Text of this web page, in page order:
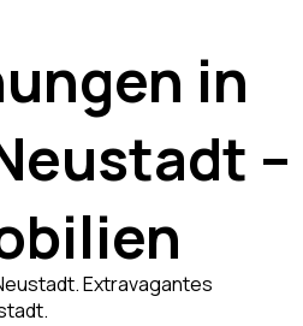
in
–
Extravagantes